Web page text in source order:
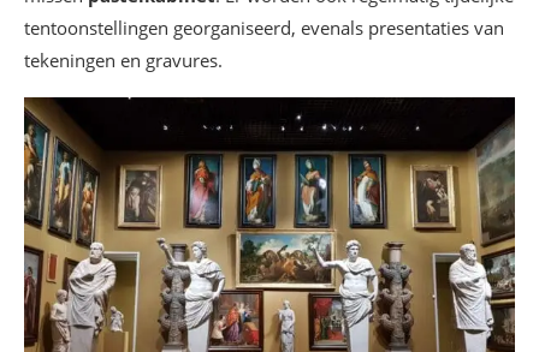
tentoonstellingen georganiseerd, evenals presentaties van
tekeningen en gravures.